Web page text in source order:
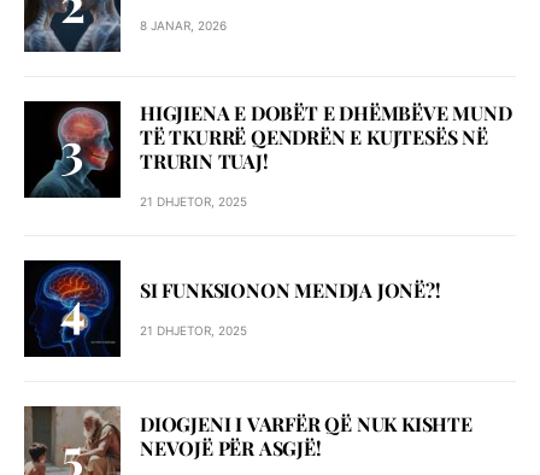
8 JANAR, 2026
HIGJIENA E DOBËT E DHËMBËVE MUND
TË TKURRË QENDRËN E KUJTESËS NË
TRURIN TUAJ!
21 DHJETOR, 2025
SI FUNKSIONON MENDJA JONË?!
21 DHJETOR, 2025
DIOGJENI I VARFËR QË NUK KISHTE
NEVOJË PËR ASGJË!